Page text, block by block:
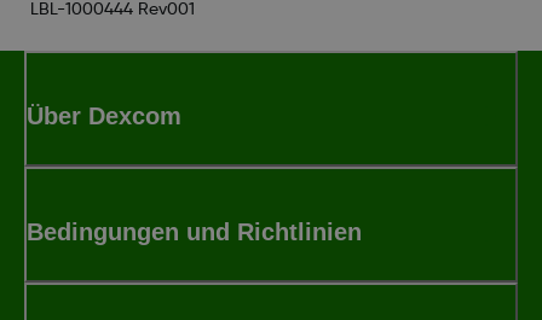
LBL-1000444 Rev001
Über Dexcom
Bedingungen und Richtlinien